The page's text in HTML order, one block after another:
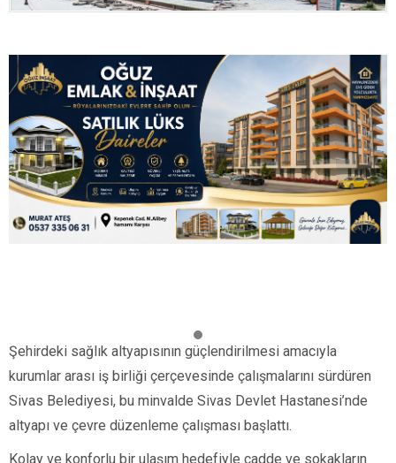
Şehirdeki sağlık altyapısının güçlendirilmesi amacıyla
kurumlar arası iş birliği çerçevesinde çalışmalarını sürdüren
Sivas Belediyesi, bu minvalde Sivas Devlet Hastanesi’nde
altyapı ve çevre düzenleme çalışması başlattı.
Kolay ve konforlu bir ulaşım hedefiyle cadde ve sokakların